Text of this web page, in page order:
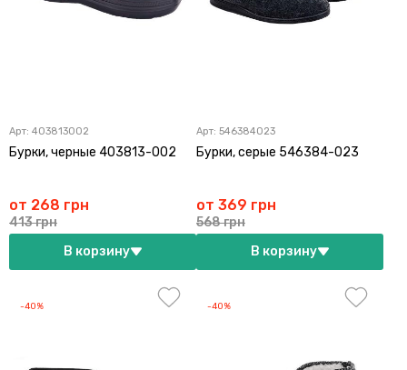
Арт: 403813002
Бурки, черные 403813-002
от 268 грн
413 грн
В корзину
Арт: 546384023
Бурки, серые 546384-023
от 369 грн
568 грн
В корзину
-40% -40%